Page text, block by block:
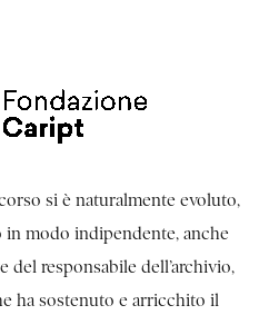
si è naturalmente evoluto,
modo indipendente, anche
del responsabile dell’archivio,
ha sostenuto e arricchito il